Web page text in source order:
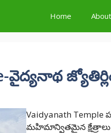
Home About
వైద్యనాథ
Vaidyanath Temple
మహిమాన్వితమైన